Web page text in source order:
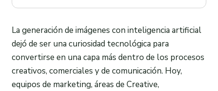
La generación de imágenes con inteligencia artificial
dejó de ser una curiosidad tecnológica para
convertirse en una capa más dentro de los procesos
creativos, comerciales y de comunicación. Hoy,
equipos de marketing, áreas de Creative,